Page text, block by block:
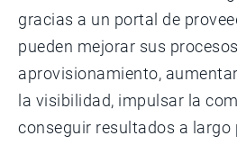
gracias a un portal de
pueden mejorar sus
aprovisionamiento,
la visibilidad, impulsar la
conseguir resultados a largo